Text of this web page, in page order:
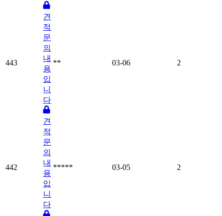
443
견
적
문
의
내
용
입
니
다
** 03-06 2
442
견
적
문
의
내
용
입
니
다
***** 03-05 2